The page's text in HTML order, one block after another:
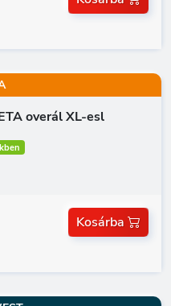
overál XL-esl
Kosárba